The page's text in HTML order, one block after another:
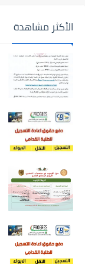
الأكثر مشاهدة